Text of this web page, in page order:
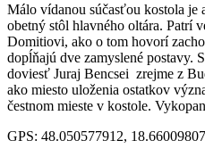
Málo vídanou súčasťou kostola je
obetný stôl hlavného oltára. Patrí
Domitiovi, ako o tom hovorí
dopĺňajú dve zamyslené postavy.
doviesť Juraj Bencsei zrejme z
ako miesto uloženia ostatkov
čestnom mieste v kostole.
GPS: 48.050577912,